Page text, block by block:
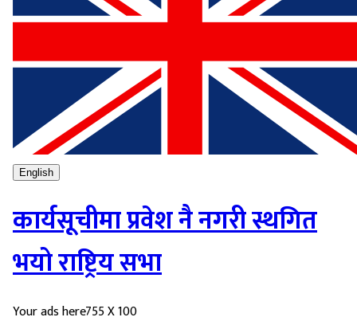
English
कार्यसूचीमा प्रवेश नै नगरी स्थगित
भयो राष्ट्रिय सभा
Your ads here755 X 100